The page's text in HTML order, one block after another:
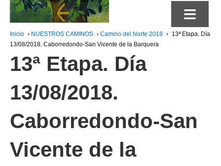
≡
Inicio › NUESTROS CAMINOS › Camino del Norte 2018 › 13ª Etapa. Día
13/08/2018. Caborredondo-San Vicente de la Barquera
13ª Etapa. Día
13/08/2018.
Caborredondo-San
Vicente de la